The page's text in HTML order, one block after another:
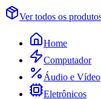
Ver todos os
Home
Computador
Áudio e Vídeo
Eletrônicos